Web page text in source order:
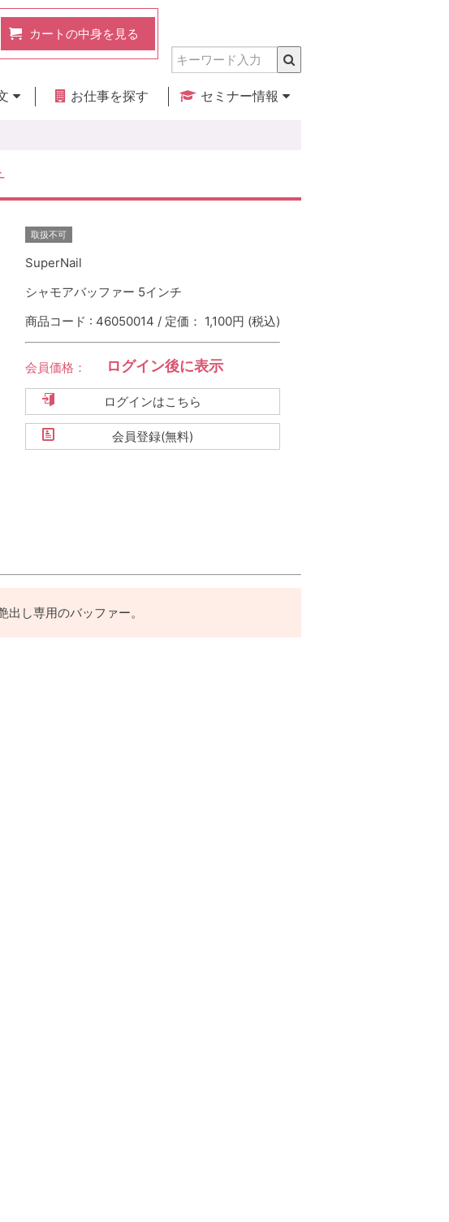
カートの中身を見る
お仕事を探す
セミナー情報
取扱不可
SuperNail
シャモアバッファー 5インチ
商品コード : 46050014 / 定価： 1,100円 (税込)
会員価格： ログイン後に表示
ログインはこちら
会員登録(無料)
し専用のバッファー。